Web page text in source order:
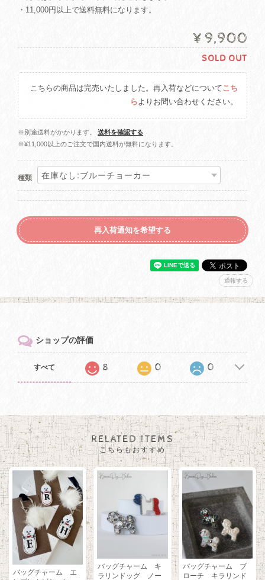
・11,000円以上で送料無料になります。
¥9,900
SOLD OUT
こちらの商品は完売いたしました。再入荷などについてこち
らよりお問い合わせください。
※別途送料がかかります。
送料を確認する
※¥11,000以上のご注文で国内送料が無料になります。
種類
再入荷通知を希望する
通報する
ショップの評価
すべて 8 0 0
RELATED ITEMS
こちらもおすすめ
バッグチャーム エ
バッグチャーム キ
ラリンドッグ ノー
バッグチャーム ブ
ローチ キラリンド